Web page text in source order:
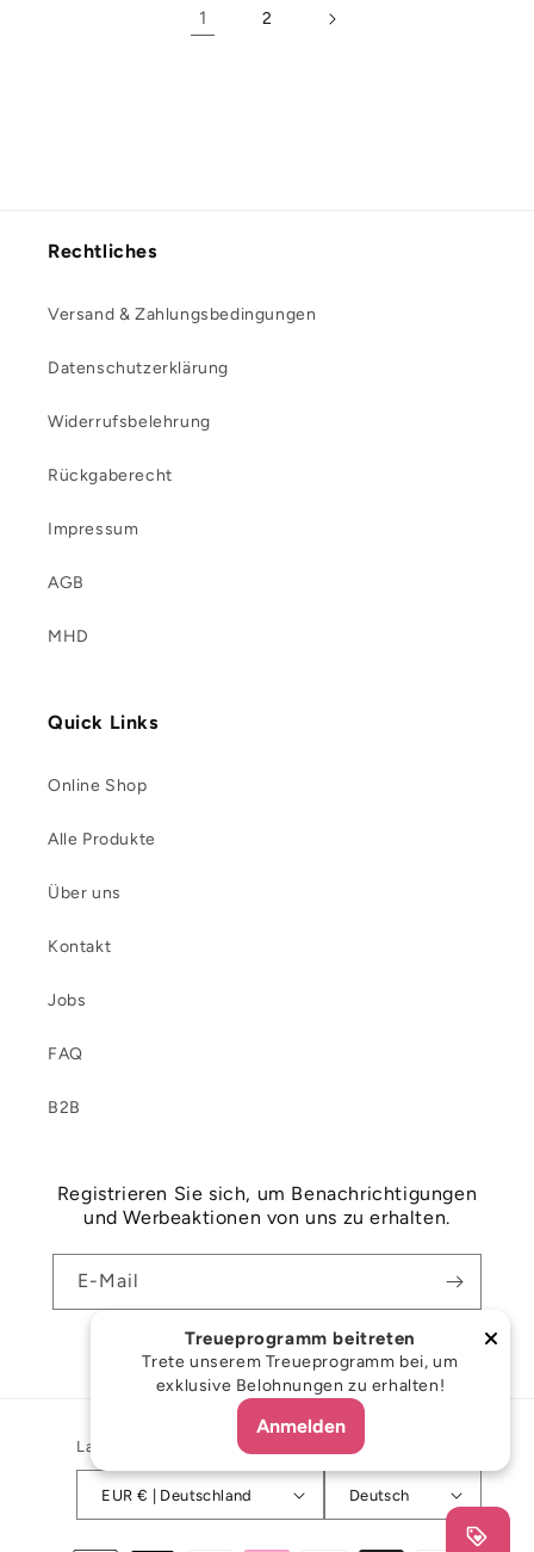
1 2
Rechtliches
Versand & Zahlungsbedingungen
Datenschutzerklärung
Widerrufsbelehrung
Rückgaberecht
Impressum
AGB
MHD
Quick Links
Online Shop
Alle Produkte
Über uns
Kontakt
Jobs
FAQ
B2B
Registrieren Sie sich, um Benachrichtigungen
und Werbeaktionen von uns zu erhalten.
E-Mail
FacebookInstagram
Land/Region
EUR € | Deutschland
Sprache
Deutsch
Treueprogramm beitreten
Trete unserem Treueprogramm bei, um
exklusive Belohnungen zu erhalten!
Anmelden